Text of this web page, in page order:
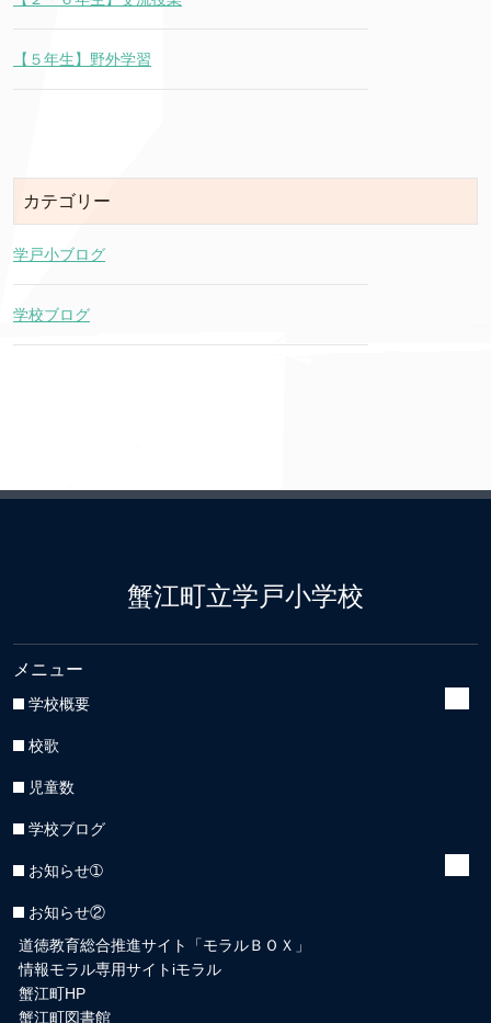
【５年生】野外学習
カテゴリー
学戸小ブログ
学校ブログ
蟹江町立学戸小学校
メニュー
学校概要
校歌
児童数
学校ブログ
お知らせ➀
お知らせ②
道徳教育総合推進サイト「モラルＢＯＸ」
情報モラル専用サイトiモラル
蟹江町HP
蟹江町図書館